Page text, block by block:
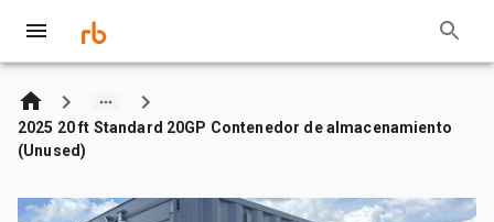
2025 20 ft Standard 20GP Contenedor de almacenamiento
(Unused)